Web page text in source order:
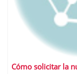
Cómo solicitar la